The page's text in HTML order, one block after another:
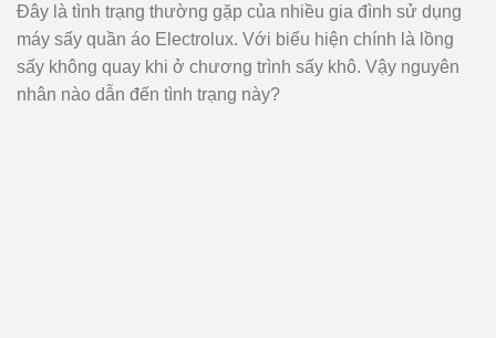
Đây là tình trạng thường gặp của nhiều gia đình sử dụng
máy sấy quần áo Electrolux. Với biểu hiện chính là lồng
sấy không quay khi ở chương trình sấy khô. Vậy nguyên
nhân nào dẫn đến tình trạng này?